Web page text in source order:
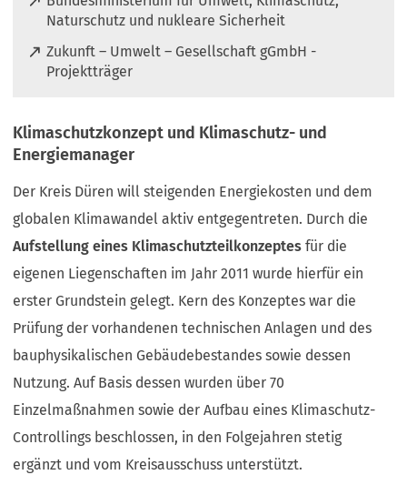
f
n
n
n
m
n
e
u
e
n
b
)
Naturschutz und nukleare Sicherheit
f
e
t
i
e
i
n
m
n
e
e
n
b
)
Zukunft – Umwelt – Gesellschaft gGmbH -
Projektträger
f
n
t
i
e
i
n
m
n
u
e
n
a
Klimaschutzkonzept und Klimaschutz- und
Energiemanager
Der Kreis Düren will steigenden Energiekosten und dem
globalen Klimawandel aktiv entgegentreten. Durch die
Aufstellung eines Klimaschutzteilkonzeptes für die
eigenen Liegenschaften im Jahr 2011 wurde hierfür ein
erster Grundstein gelegt. Kern des Konzeptes war die
Prüfung der vorhandenen technischen Anlagen und des
bauphysikalischen Gebäudebestandes sowie dessen
Nutzung. Auf Basis dessen wurden über 70
Einzelmaßnahmen sowie der Aufbau eines Klimaschutz-
Controllings beschlossen, in den Folgejahren stetig
ergänzt und vom Kreisausschuss unterstützt.